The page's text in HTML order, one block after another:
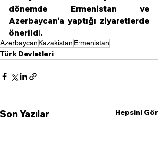
dönemde Ermenistan ve
Azerbaycan'a yaptığı ziyaretlerde
önerildi.
Azerbaycan Kazakistan Ermenistan
Türk Devletleri
Son Yazılar Hepsini Gör